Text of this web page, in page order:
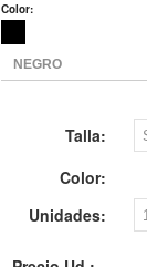
Color:
Talla:
Color:
Unidades: